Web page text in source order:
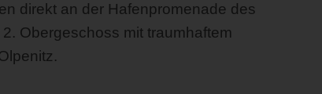
direkt an der Hafenpromenade des
Obergeschoss mit traumhaftem